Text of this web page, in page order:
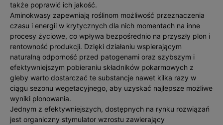
także poprawić ich jakość.
Aminokwasy zapewniają roślinom możliwość przeznaczenia
czasu i energii w krytycznych dla nich momentach na inne
procesy życiowe, co wpływa bezpośrednio na przyszły plon i
rentowność produkcji. Dzięki działaniu wspierającym
naturalną odporność przed patogenami oraz szybszym i
efektywniejszym pobieraniu składników pokarmowych z
gleby warto dostarczać te substancje nawet kilka razy w
ciągu sezonu wegetacyjnego, aby uzyskać najlepsze możliwe
wyniki plonowania.
Jednym z efektywniejszych, dostępnych na rynku rozwiązań
jest organiczny stymulator wzrostu zawierający